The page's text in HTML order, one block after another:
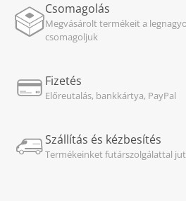
Csomagolás
Megvásárolt termékeit a
csomagoljuk
Fizetés
Előreutalás, bankkártya, PayPal
Szállítás és kézbesítés
Termékeinket futárszolgálattal